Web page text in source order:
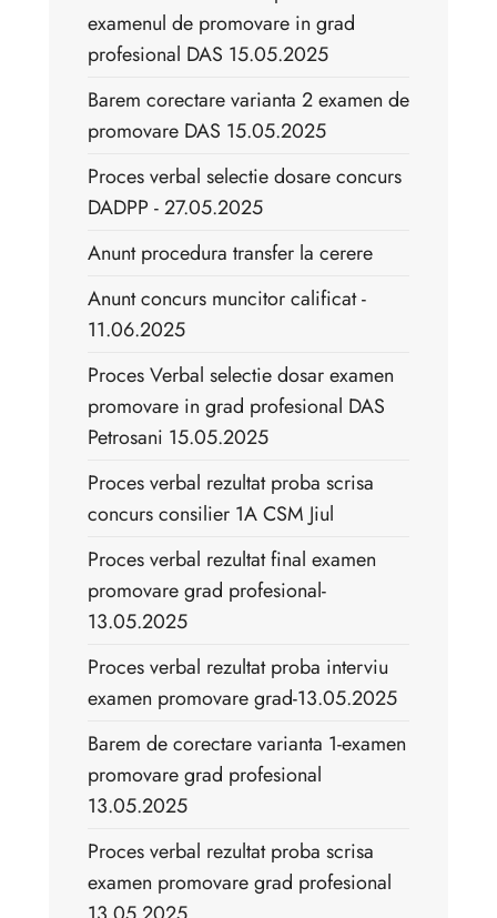
examenul de promovare in grad
profesional DAS 15.05.2025
Barem corectare varianta 2 examen de
promovare DAS 15.05.2025
Proces verbal selectie dosare concurs
DADPP - 27.05.2025
Anunt procedura transfer la cerere
Anunt concurs muncitor calificat -
11.06.2025
Proces Verbal selectie dosar examen
promovare in grad profesional DAS
Petrosani 15.05.2025
Proces verbal rezultat proba scrisa
concurs consilier 1A CSM Jiul
Proces verbal rezultat final examen
promovare grad profesional-
13.05.2025
Proces verbal rezultat proba interviu
examen promovare grad-13.05.2025
Barem de corectare varianta 1-examen
promovare grad profesional
13.05.2025
Proces verbal rezultat proba scrisa
examen promovare grad profesional